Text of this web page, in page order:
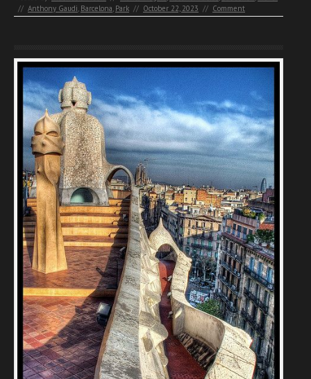
// Anthony Gaudi, Barcelona, Park // October 22, 2023 // Comment